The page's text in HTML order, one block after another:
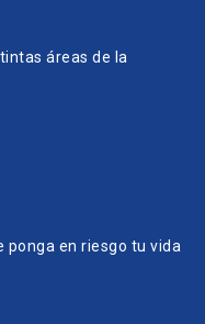
áreas de la
ponga en riesgo tu vida